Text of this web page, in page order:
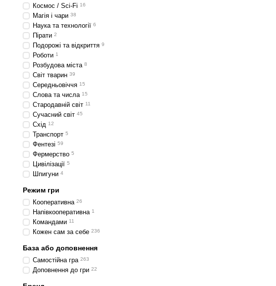
Космос / Sci-Fi 16
Магія і чари 38
Наука та технології 6
Пірати 2
Подорожі та відкриття 9
Роботи 1
Розбудова міста 8
Світ тварин 39
Середньовіччя 15
Слова та числа 15
Стародавній світ 11
Сучасний світ 45
Схід 12
Транспорт 5
Фентезі 59
Фермерство 5
Цивілізації 5
Шпигуни 4
Режим гри
Кооперативна 26
Напівкооперативна 1
Командами 11
Кожен сам за себе 236
База або доповнення
Самостійна гра 263
Доповнення до гри 22